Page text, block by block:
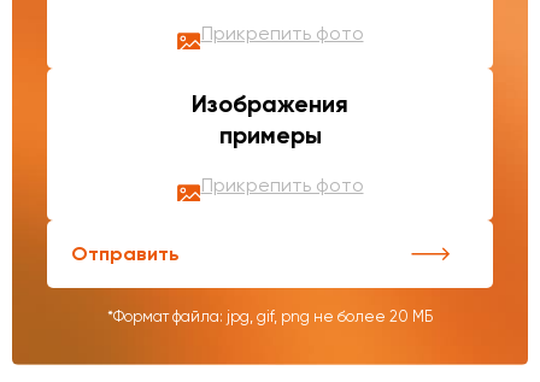
Прикрепить фото
Изображения
примеры
Прикрепить фото
Отправить
*Формат файла: jpg, gif, png не более 20 МБ